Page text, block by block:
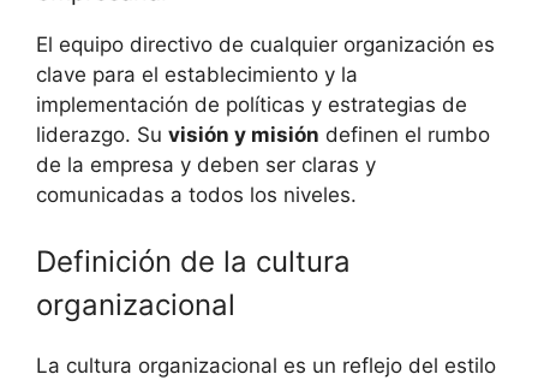
El equipo directivo de cualquier organización es
clave para el establecimiento y la
implementación de políticas y estrategias de
liderazgo. Su visión y misión definen el rumbo
de la empresa y deben ser claras y
comunicadas a todos los niveles.
Definición de la cultura
organizacional
La cultura organizacional es un reflejo del estilo